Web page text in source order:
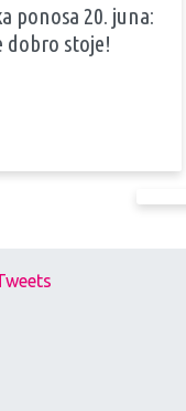
ponosa 20. juna:
dobro stoje!